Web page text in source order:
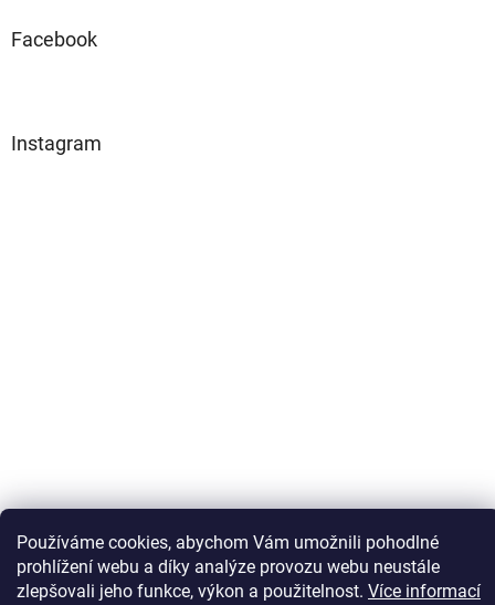
Používáme cookies, abychom Vám umožnili pohodlné
prohlížení webu a díky analýze provozu webu neustále
zlepšovali jeho funkce, výkon a použitelnost. Více informací
Facebook
Instagram
Sledovat na Instagramu